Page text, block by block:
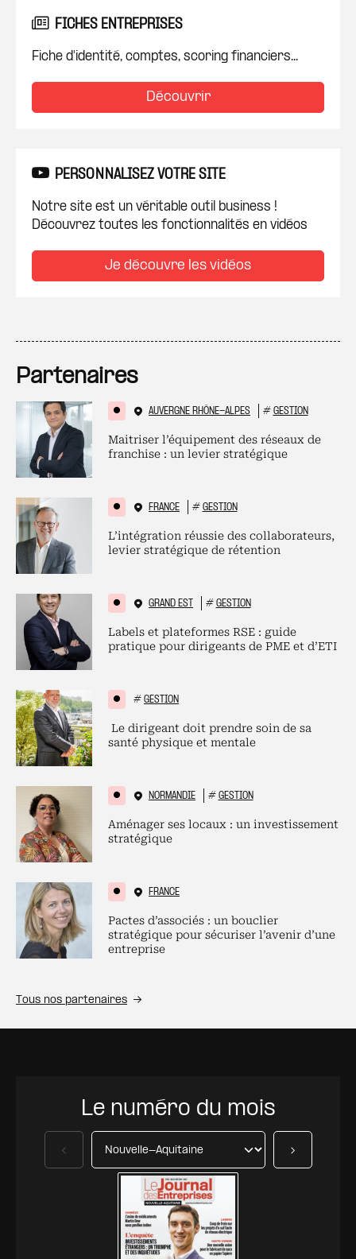
FICHES ENTREPRISES
Fiche d'identité, comptes, scoring financiers...
Découvrir
PERSONNALISEZ VOTRE SITE
Notre site est un véritable outil business !
Découvrez toutes les fonctionnalités en vidéos
Je découvre les vidéos
Partenaires
AUVERGNE RHÔNE-ALPES # GESTION
Maitriser l’équipement des réseaux de
franchise : un levier stratégique
FRANCE # GESTION
L’intégration réussie des collaborateurs,
levier stratégique de rétention
GRAND EST # GESTION
Labels et plateformes RSE : guide
pratique pour dirigeants de PME et d’ETI
# GESTION
Le dirigeant doit prendre soin de sa
santé physique et mentale
NORMANDIE # GESTION
Aménager ses locaux : un investissement
stratégique
FRANCE
Pactes d’associés : un bouclier
stratégique pour sécuriser l’avenir d’une
entreprise
Tous nos partenaires
Le numéro du mois
Précédent Suivant